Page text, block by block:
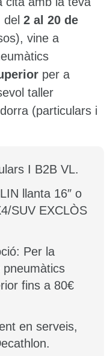
2 al 20 de
vine a
per a
taller
(particulars i
I B2B VL.
llanta 16″ o
SUV EXCLÒS
Per la
fins a 80€
en serveis,